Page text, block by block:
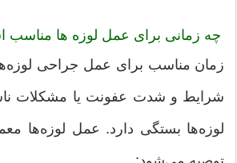
چه زمانی برای عمل لوزه ها
زمان مناسب برای عمل جراحی
شرایط و شدت عفونت یا مشکلات
لوزه‌ها بستگی دارد. عمل لوزه‌ها